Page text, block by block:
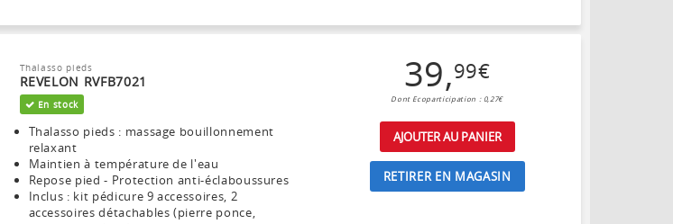
Thalasso pieds
REVELON RVFB7021
En stock
Thalasso pieds : massage bouillonnement
relaxant
Maintien à température de l'eau
Repose pied - Protection anti-éclaboussures
Inclus : kit pédicure 9 accessoires, 2
accessoires détachables (pierre ponce,
39,99€
Dont Ecoparticipation : 0,27€
AJOUTER AU PANIER
RETIRER EN MAGASIN